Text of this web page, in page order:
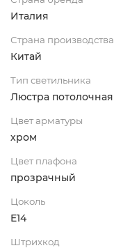
Италия
Страна производства
Китай
Тип светильника
Люстра потолочная
Цвет арматуры
хром
Цвет плафона
прозрачный
Цоколь
E14
Штрихкод